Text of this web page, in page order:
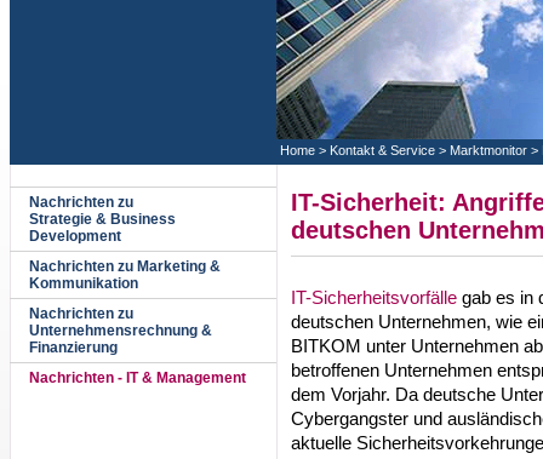
Home > Kontakt & Service > Marktmonitor >
Nachrichten zu
Strategie & Business
Development
Nachrichten zu Marketing &
Kommunikation
Nachrichten zu
Unternehmensrechnung &
Finanzierung
Nachrichten - IT & Management
IT-Sicherheit:
deutschen
IT-Sicherheitsvorfälle gab es in
deutschen Unternehmen, wie
BITKOM unter Unternehmen
betroffenen Unternehmen
dem Vorjahr. Da deutsche
Cybergangster und
aktuelle